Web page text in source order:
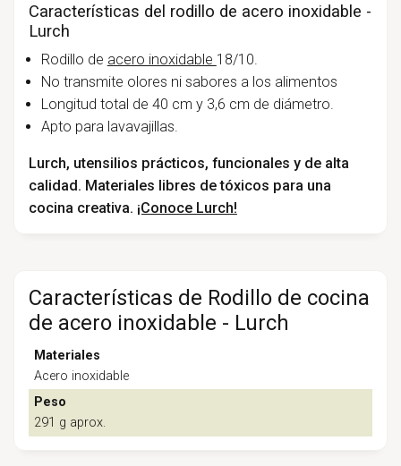
Características del rodillo de acero inoxidable -
Lurch
Rodillo de acero inoxidable 18/10.
No transmite olores ni sabores a los alimentos
Longitud total de 40 cm y 3,6 cm de diámetro.
Apto para lavavajillas.
Lurch, utensilios prácticos, funcionales y de alta
calidad. Materiales libres de tóxicos para una
cocina creativa. ¡Conoce Lurch!
Características de Rodillo de cocina
de acero inoxidable - Lurch
Materiales
Acero inoxidable
Peso
291 g aprox.